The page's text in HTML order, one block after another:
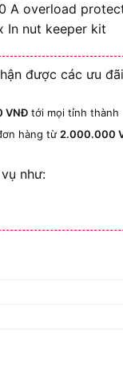
A overload
In nut keeper kit
được các ưu
VNĐ tới mọi tỉnh thành
hàng từ 2.000.000
như: